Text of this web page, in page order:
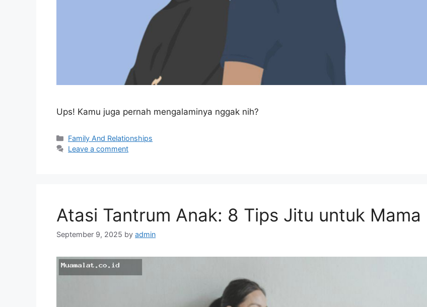
Ups! Kamu juga pernah mengalaminya nggak nih?
Categories
Family And Relationships
Leave a comment
Atasi Tantrum Anak: 8 Tips Jitu untuk Mama
September 9, 2025 by admin